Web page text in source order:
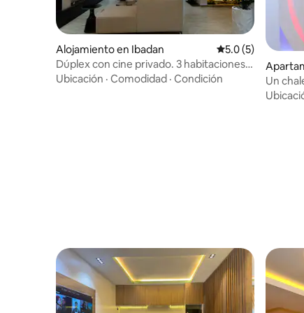
Alojamiento en Ibadan Calificación
5.0 (5)
Dúplex con cine privado. 3 habitaciones.
Juegos. Electricidad las 24 horas, los
Ubicación · Comodidad · Condición
A.
Un
finca